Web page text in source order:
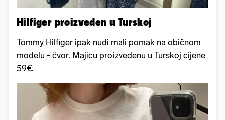
Hilfiger proizveden u Turskoj
Tommy Hilfiger ipak nudi mali pomak na običnom
modelu - čvor. Majicu proizvedenu u Turskoj cijene
59€.